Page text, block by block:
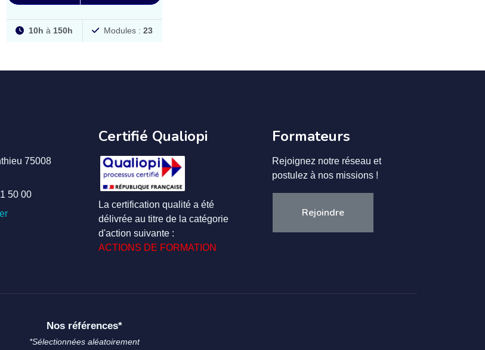
10h à 150h Modules : 23
75008
50 00
Certifié Qualiopi
La certification qualité a été
délivrée au titre de la catégorie
d'action suivante :
ACTIONS DE FORMATION
Formateurs
Rejoignez notre réseau et
postulez à nos missions !
Rejoindre
Nos références*
*Sélectionnées aléatoirement